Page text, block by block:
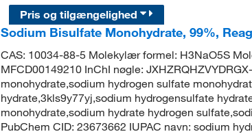
Pris og tilgængelighed
Sodium Bisulfate Monohydrate, 99%,
CAS: 10034-88-5 Molekylær formel: H3NaO5S
MFCD00149210 InChI nøgle:
monohydrate,sodium hydrogen sulfate
hydrate,3kls9y77yj,sodium hydrogensulfate
monohydrate,sodium hydrate hydrogen
PubChem CID: 23673662 IUPAC navn: sodium